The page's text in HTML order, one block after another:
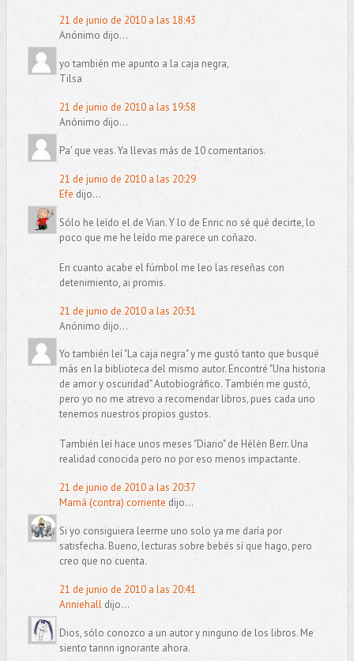
21 de junio de 2010 a las 18:43
Anónimo dijo...
yo también me apunto a la caja negra,
Tilsa
21 de junio de 2010 a las 19:58
Anónimo dijo...
Pa' que veas. Ya llevas más de 10 comentarios.
21 de junio de 2010 a las 20:29
Efe dijo...
Sólo he leído el de Vian. Y lo de Enric no sé qué decirte, lo
poco que me he leído me parece un coñazo.
En cuanto acabe el fúmbol me leo las reseñas con
detenimiento, ai promis.
21 de junio de 2010 a las 20:31
Anónimo dijo...
Yo también leí "La caja negra" y me gustó tanto que busqué
más en la biblioteca del mismo autor. Encontré "Una historia
de amor y oscuridad" Autobiográfico. También me gustó,
pero yo no me atrevo a recomendar libros, pues cada uno
tenemos nuestros propios gustos.
También leí hace unos meses "Diario" de Hélèn Berr. Una
realidad conocida pero no por eso menos impactante.
21 de junio de 2010 a las 20:37
Mamá (contra) corriente dijo...
Si yo consiguiera leerme uno solo ya me daría por
satisfecha. Bueno, lecturas sobre bebés sí que hago, pero
creo que no cuenta.
21 de junio de 2010 a las 20:41
Anniehalldijo...
Dios, sólo conozco a un autor y ninguno de los libros. Me
siento tannn ignorante ahora.